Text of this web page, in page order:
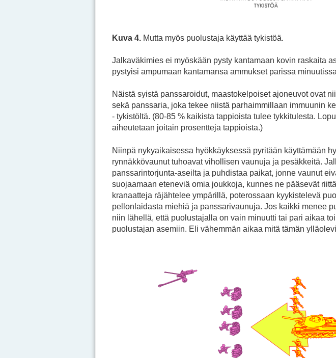
Kuva 4. Mutta myös puolustaja käyttää tykistöä.
Jalkaväkimies ei myöskään pysty kantamaan kovin raskaita
pystyisi ampumaan kantamansa ammukset parissa
Näistä syistä panssaroidut, maastokelpoiset ajoneuvot ovat
sekä panssaria, joka tekee niistä parhaimmillaan immuunin
- tykistöltä. (80-85 % kaikista tappioista tulee tykkitulesta.
aiheutetaan joitain prosentteja tappioista.)
Niinpä nykyaikaisessa hyökkäyksessä pyritään käyttämään
rynnäkkövaunut tuhoavat vihollisen vaunuja ja pesäkkeitä.
panssarintorjunta-aseilta ja puhdistaa paikat, jonne vaunut
suojaamaan eteneviä omia joukkoja, kunnes ne pääsevät
kranaatteja räjähtelee ympärillä, poterossaan kyykistelevä
pellonlaidasta miehiä ja panssarivaunuja. Jos kaikki menee
niin lähellä, että puolustajalla on vain minuutti tai pari aikaa
puolustajan asemiin. Eli vähemmän aikaa mitä tämän